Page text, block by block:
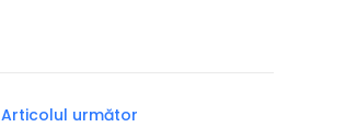
Articolul următor